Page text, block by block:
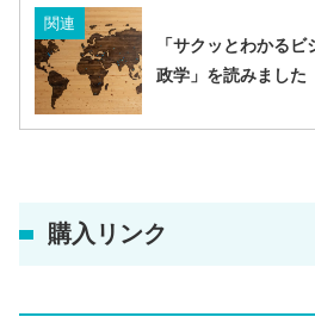
関連
「サクッとわかる
政学」を読みました
購入リンク